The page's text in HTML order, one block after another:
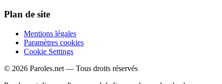
Plan de site
Mentions légales
Paramètres cookies
Cookie Settings
© 2026 Paroles.net — Tous droits réservés